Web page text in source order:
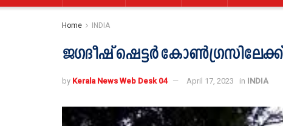
Home INDIA
ജഗദീഷ് ഷെട്ടര്‍ കോണ്‍ഗ്രസിലേക്ക്
by Kerala News Web Desk 04 April 17, 2023 in INDIA